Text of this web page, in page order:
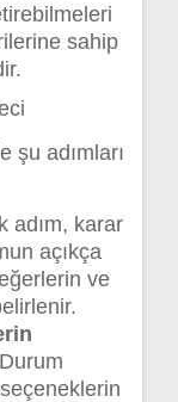
sahip
şu adımları
adım, karar
açıkça
ve